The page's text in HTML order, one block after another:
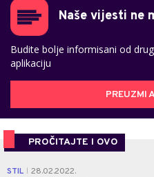
Naše vijesti ne
Budite bolje informisani od
aplikaciju
PREUZMI
PROČITAJTE I OVO
STIL 28.02.2022.